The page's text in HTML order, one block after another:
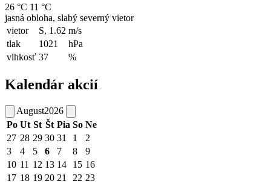
26 °C 11 °C
jasná obloha, slabý severný vietor
vietor
S, 1.62 m/s
tlak
1021
hPa
vlhkosť 37 %
Kalendár akcií
August2026
Po Ut St Št Pia So Ne
27 28 29 30 31 1
2
3
4 5 6 7 8
9
10 11 12 13 14 15 16
17 18 19 20 21 22 23